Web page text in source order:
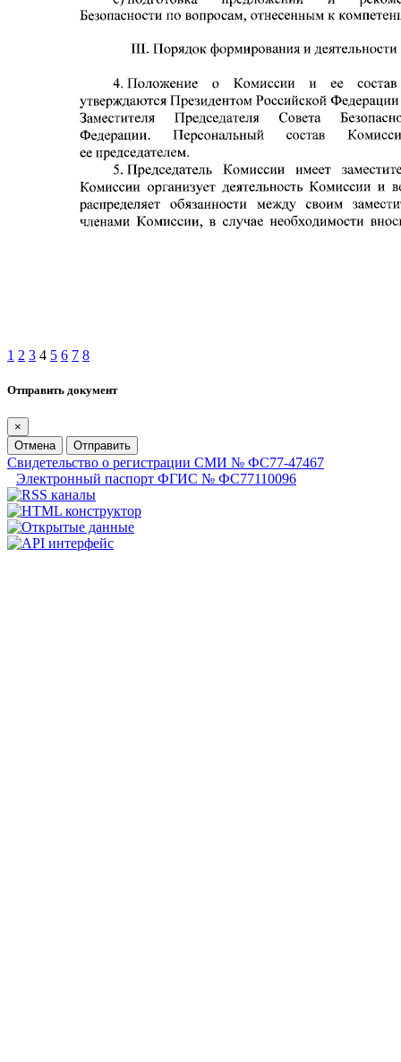
1 2 3 4 5 6 7 8
Отправить документ
×
Отмена
Отправить
Свидетельство о регистрации СМИ № ФС77-47467
Электронный паспорт ФГИС № ФС77110096